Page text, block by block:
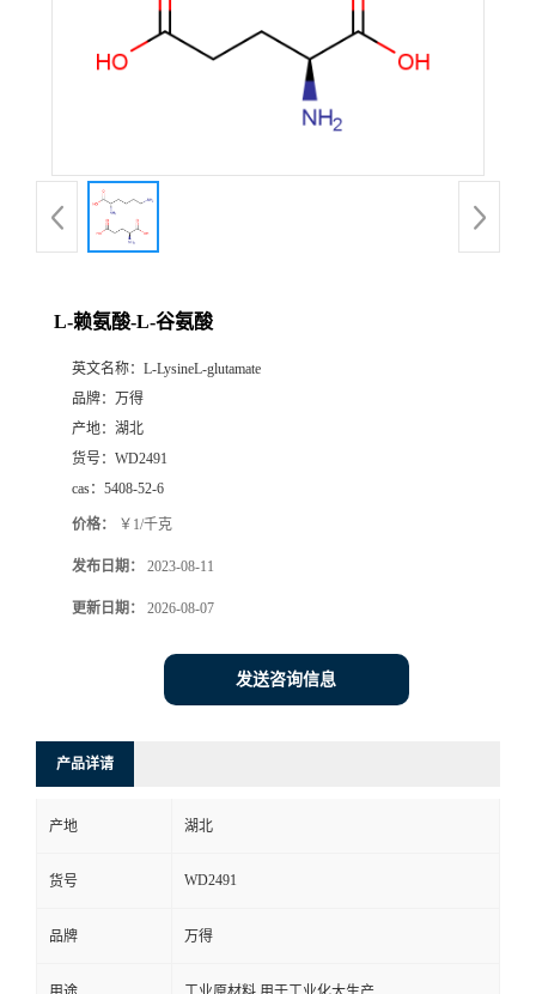
L-赖氨酸-L-谷氨酸
英文名称： L-LysineL-glutamate
品牌： 万得
产地： 湖北
货号： WD2491
cas： 5408-52-6
价格： ￥1/千克
发布日期： 2023-08-11
更新日期： 2026-08-07
发送咨询信息
产品详请
产地 湖北
货号 WD2491
品牌 万得